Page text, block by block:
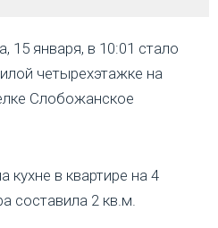
января, в 10:01 стало
четырехэтажке на
Слобожанское
кухне в квартире на 4
составила 2 кв.м.